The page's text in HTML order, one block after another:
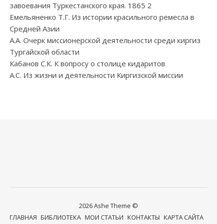
завоевания Туркестанского края. 1865 2
Емельяненко Т.Г. Из истории красильного ремесла в
Средней Азии
А.А. Очерк миссионерской деятельности среди киргиз
Тургайской области
Кабанов С.К. К вопросу о столице кидаритов
А.С. Из жизни и деятельности Киргизской миссии
2026 Ashe Theme ©
ГЛАВНАЯ БИБЛИОТЕКА МОИ СТАТЬИ КОНТАКТЫ КАРТА САЙТА